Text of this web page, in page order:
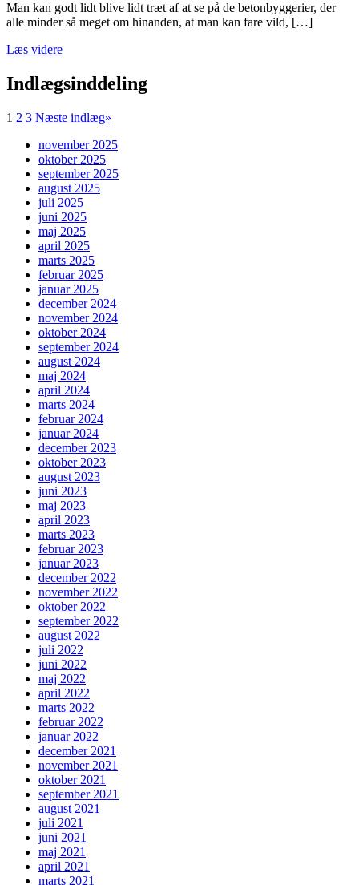
Man kan godt lidt blive lidt træt af at se på de betonbyggerier, der
alle minder så meget om hinanden, at man kan fare vild, […]
Læs videre
Indlægsinddeling
1 2 3 Næste indlæg»
november 2025
oktober 2025
september 2025
august 2025
juli 2025
juni 2025
maj 2025
april 2025
marts 2025
februar 2025
januar 2025
december 2024
november 2024
oktober 2024
september 2024
august 2024
maj 2024
april 2024
marts 2024
februar 2024
januar 2024
december 2023
oktober 2023
august 2023
juni 2023
maj 2023
april 2023
marts 2023
februar 2023
januar 2023
december 2022
november 2022
oktober 2022
september 2022
august 2022
juli 2022
juni 2022
maj 2022
april 2022
marts 2022
februar 2022
januar 2022
december 2021
november 2021
oktober 2021
september 2021
august 2021
juli 2021
juni 2021
maj 2021
april 2021
marts 2021